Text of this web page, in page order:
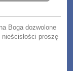
Boga dozwolone
proszę